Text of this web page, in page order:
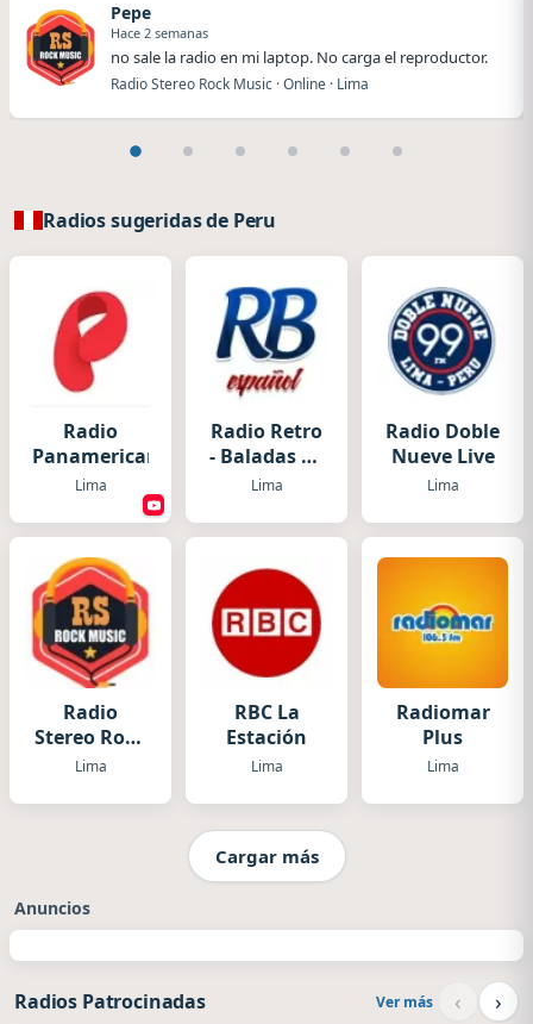
Pepe
Hace 2 semanas
no sale la radio en mi laptop. No carga el reproductor.
Radio Stereo Rock Music · Online · Lima
Radios sugeridas de Peru
Radio
Panamericana
Lima
Radio Retro
- Baladas en
Español
Lima
Radio Doble
Nueve Live
Lima
Radio
Stereo Rock
Music
Lima
RBC La
Estación
Lima
Radiomar
Plus
Lima
Cargar más
Anuncios
Radios Patrocinadas Ver más ‹ ›